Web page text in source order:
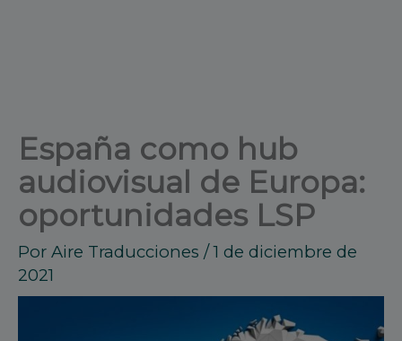
España como hub
audiovisual de Europa:
oportunidades LSP
Por Aire Traducciones /1 de diciembre de
2021